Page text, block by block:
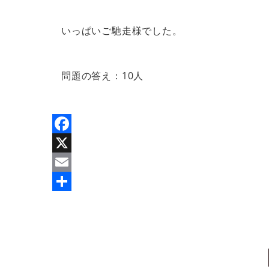
いっぱいご馳走様でした。
問題の答え：10人
Facebook
X
Email